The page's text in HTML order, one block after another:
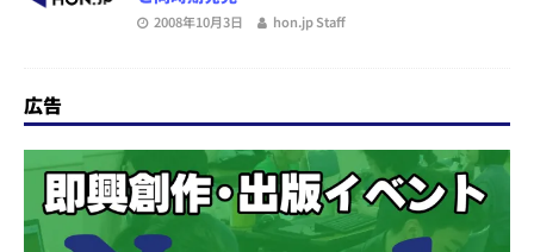
2008年10月3日 hon.jp Staff
広告